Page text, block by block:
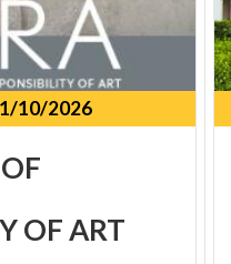
10/2026
OF ART